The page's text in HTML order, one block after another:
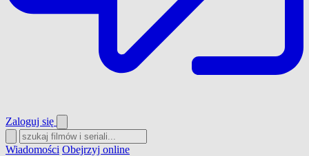
Zaloguj się
Wiadomości Obejrzyj online